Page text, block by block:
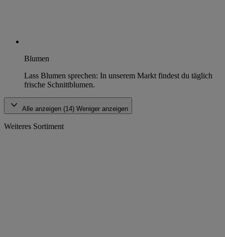
Blumen
Lass Blumen sprechen: In unserem Markt findest du täglich
frische Schnittblumen.
Alle anzeigen (14) Weniger anzeigen
Weiteres Sortiment